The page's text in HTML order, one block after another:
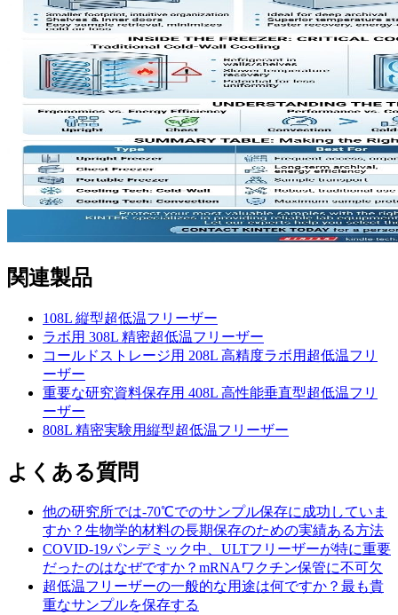
関連製品
108L 縦型超低温フリーザー
ラボ用 308L 精密超低温フリーザー
コールドストレージ用 208L 高精度ラボ用超低温フリ
ーザー
重要な研究資料保存用 408L 高性能垂直型超低温フリ
ーザー
808L 精密実験用縦型超低温フリーザー
よくある質問
他の研究所では-70℃でのサンプル保存に成功していま
すか？生物学的材料の長期保存のための実績ある方法
COVID-19パンデミック中、ULTフリーザーが特に重要
だったのはなぜですか？mRNAワクチン保管に不可欠
超低温フリーザーの一般的な用途は何ですか？最も貴
重なサンプルを保存する